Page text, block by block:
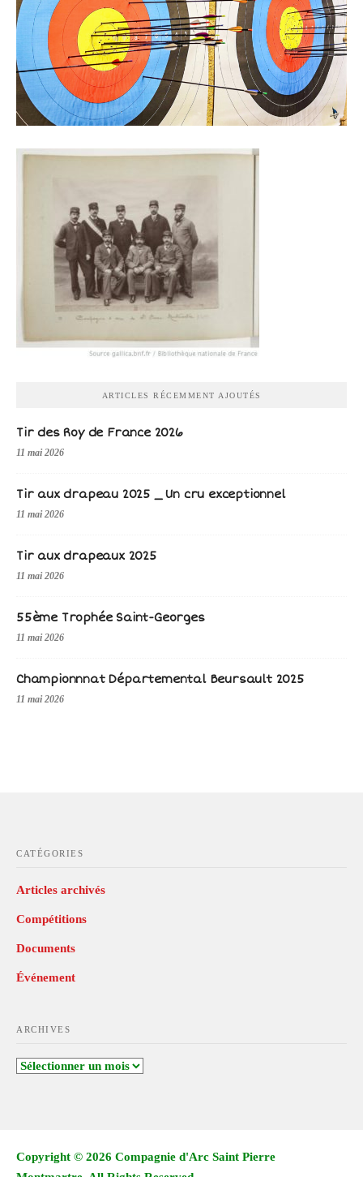
ARTICLES RÉCEMMENT AJOUTÉS
Tir des Roy de France 2026
11 mai 2026
Tir aux drapeau 2025 _ Un cru exceptionnel
11 mai 2026
Tir aux drapeaux 2025
11 mai 2026
55ème Trophée Saint-Georges
11 mai 2026
Championnnat Départemental Beursault 2025
11 mai 2026
CATÉGORIES
Articles archivés
Compétitions
Documents
Événement
ARCHIVES
Archives
Copyright © 2026 Compagnie d'Arc Saint Pierre